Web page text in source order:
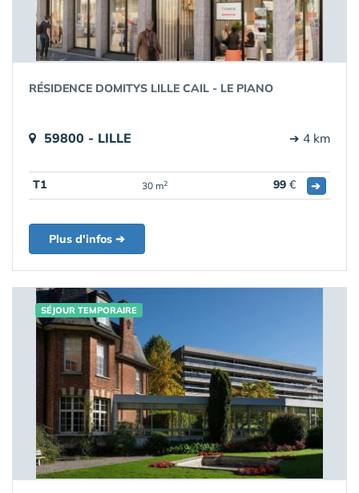
RÉSIDENCE DOMITYS LILLE CAIL - LE PIANO
59800 - LILLE ➔ 4 km
T1 30 m2 99 € ➔
Plus d'infos ➔
SÉJOUR TEMPORAIRE